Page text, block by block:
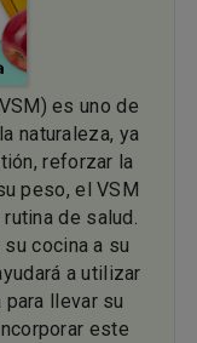
es uno de
naturaleza, ya
reforzar la
peso, el VSM
de salud.
cocina a su
a utilizar
llevar su
este